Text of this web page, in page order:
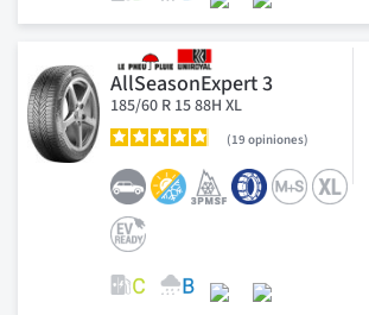
AllSeasonExpert 3
185/60 R 15 88H XL
19 opiniones